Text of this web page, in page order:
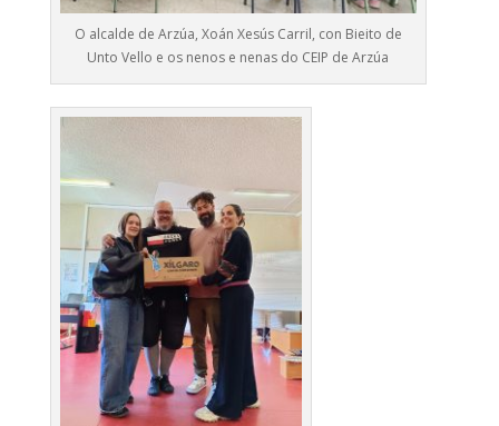
O alcalde de Arzúa, Xoán Xesús Carril, con Bieito de
Unto Vello e os nenos e nenas do CEIP de Arzúa